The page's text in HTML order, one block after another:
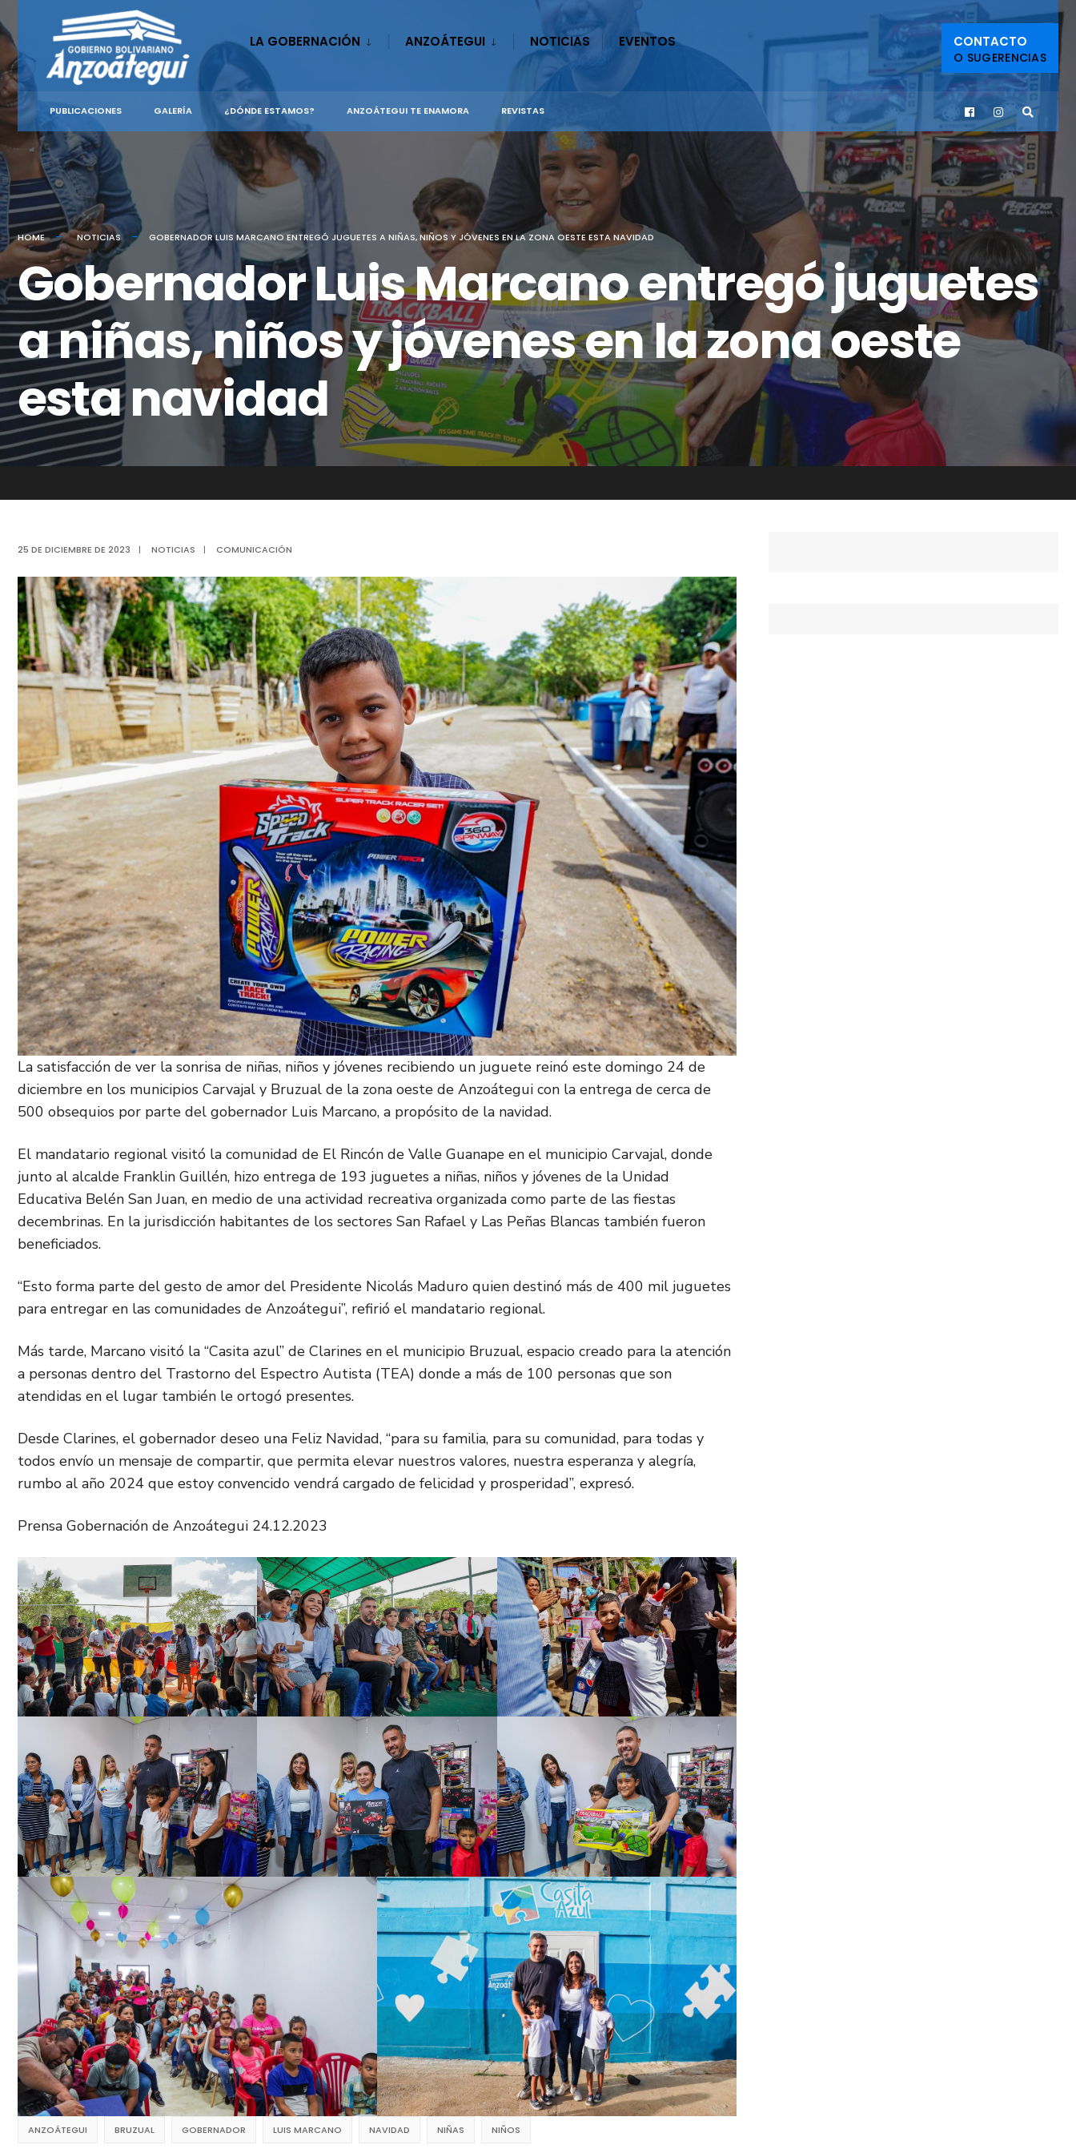
content
LA GOBERNACIÓN ANZOÁTEGUI NOTICIAS EVENTOS CONTACTO
O SUGERENCIAS
PUBLICACIONES GALERÍA ¿DÓNDE ESTAMOS? ANZOÁTEGUI TE ENAMORA REVISTAS
HOME NOTICIAS GOBERNADOR LUIS MARCANO ENTREGÓ JUGUETES A NIÑAS, NIÑOS Y JÓVENES EN LA ZONA OESTE ESTA NAVIDAD
Gobernador Luis Marcano entregó juguetes
a niñas, niños y jóvenes en la zona oeste
esta navidad
25 DE DICIEMBRE DE 2023 | NOTICIAS | COMUNICACIÓN
La satisfacción de ver la sonrisa de niñas, niños y jóvenes recibiendo un juguete reinó este domingo 24 de
diciembre en los municipios Carvajal y Bruzual de la zona oeste de Anzoátegui con la entrega de cerca de
500 obsequios por parte del gobernador Luis Marcano, a propósito de la navidad.
El mandatario regional visitó la comunidad de El Rincón de Valle Guanape en el municipio Carvajal, donde
junto al alcalde Franklin Guillén, hizo entrega de 193 juguetes a niñas, niños y jóvenes de la Unidad
Educativa Belén San Juan, en medio de una actividad recreativa organizada como parte de las fiestas
decembrinas. En la jurisdicción habitantes de los sectores San Rafael y Las Peñas Blancas también fueron
beneficiados.
“Esto forma parte del gesto de amor del Presidente Nicolás Maduro quien destinó más de 400 mil juguetes
para entregar en las comunidades de Anzoátegui”, refirió el mandatario regional.
Más tarde, Marcano visitó la “Casita azul” de Clarines en el municipio Bruzual, espacio creado para la atención
a personas dentro del Trastorno del Espectro Autista (TEA) donde a más de 100 personas que son
atendidas en el lugar también le ortogó presentes.
Desde Clarines, el gobernador deseo una Feliz Navidad, “para su familia, para su comunidad, para todas y
todos envío un mensaje de compartir, que permita elevar nuestros valores, nuestra esperanza y alegría,
rumbo al año 2024 que estoy convencido vendrá cargado de felicidad y prosperidad”, expresó.
Prensa Gobernación de Anzoátegui 24.12.2023
ANZOÁTEGUI BRUZUAL GOBERNADOR LUIS MARCANO NAVIDAD NIÑAS NIÑOS